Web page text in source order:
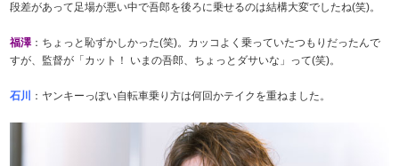
段差があって足場が悪い中で吾郎を後ろに乗せるのは結構大変でしたね(笑)。
福澤 ：ちょっと恥ずかしかった(笑)。カッコよく乗っていたつもりだったんで
すが、監督が「カット！ いまの吾郎、ちょっとダサいな」って(笑)。
石川 ：ヤンキーっぽい自転車乗り方は何回かテイクを重ねました。